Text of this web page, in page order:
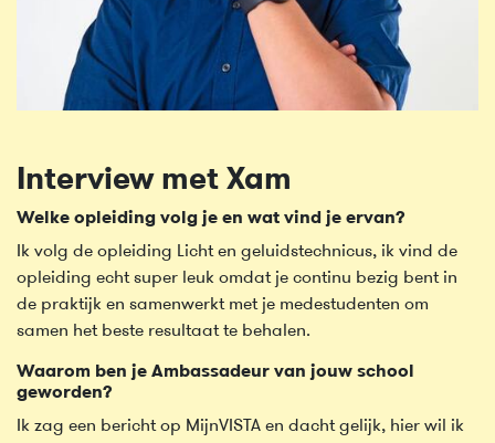
Interview met Xam
Welke opleiding volg je en wat vind je ervan?
Ik volg de opleiding Licht en geluidstechnicus, ik vind de
opleiding echt super leuk omdat je continu bezig bent in
de praktijk en samenwerkt met je medestudenten om
samen het beste resultaat te behalen.
Waarom ben je Ambassadeur van jouw school
geworden?
Ik zag een bericht op MijnVISTA en dacht gelijk, hier wil ik